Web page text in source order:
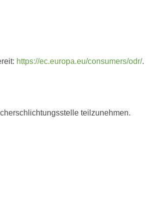
https://ec.europa.eu/consumers/odr/.
teilzunehmen.